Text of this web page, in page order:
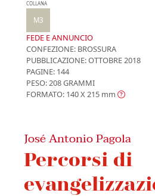
COLLANA
M3
FEDE E ANNUNCIO
CONFEZIONE: BROSSURA
PUBBLICAZIONE:OTTOBRE 2018
PAGINE: 144
PESO: 208 GRAMMI
FORMATO: 140 X 215 mm
José Antonio Pagola
Percorsi di